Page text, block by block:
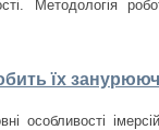
Методологія
їх
особливості